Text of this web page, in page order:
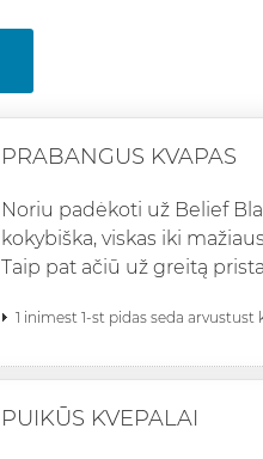
PRABANGUS KVAPAS
Noriu padėkoti už Belief
kokybiška, viskas iki
Taip pat ačiū už greitą
1 inimest 1-st pidas seda arvustust
PUIKŪS KVEPALAI